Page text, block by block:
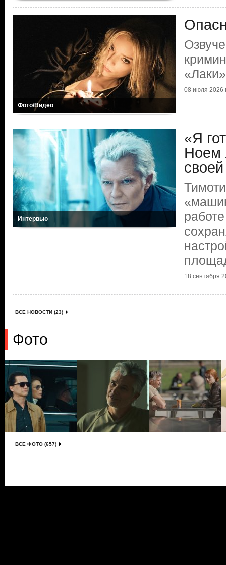
Фото/Видео
«Лаки»
08 июля 2026
Интервью
«Я
Ноем
18 сентября
ВСЕ НОВОСТИ (23)
Фото
ВСЕ ФОТО (657)